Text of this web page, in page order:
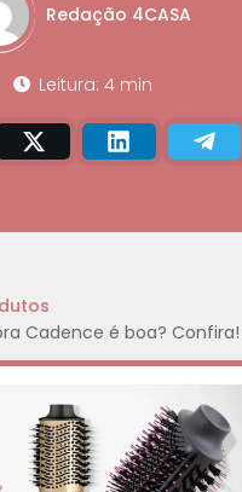
Redação 4CASA
Leitura: 4 min
Cadence é boa? Confira!